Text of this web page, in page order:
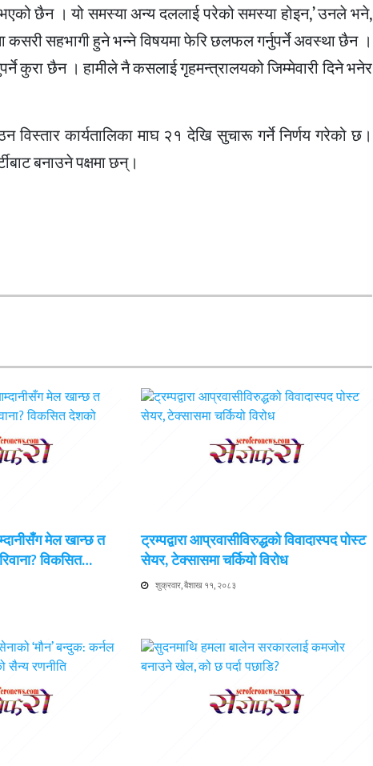
भएको छैन । यो समस्या अन्य दललाई परेको समस्या होइन,’ उनले भने,
सहभागी हुने भन्ने विषयमा फेरि छलफल गर्नुपर्ने अवस्था छैन ।
कुरा छैन । हामीले नै कसलाई गृहमन्त्रालयको जिम्मेवारी दिने भनेर
विस्तार कार्यतालिका माघ २१ देखि सुचारू गर्ने निर्णय गरेको छ।
बनाउने पक्षमा छन्।
मेल खान्छ त
विकसित…
ट्रम्पद्वारा आप्रवासीविरुद्धको विवादास्पद पोस्ट
सेयर, टेक्सासमा चर्कियो विरोध
शुक्रवार, बैशाख ११, २०८३